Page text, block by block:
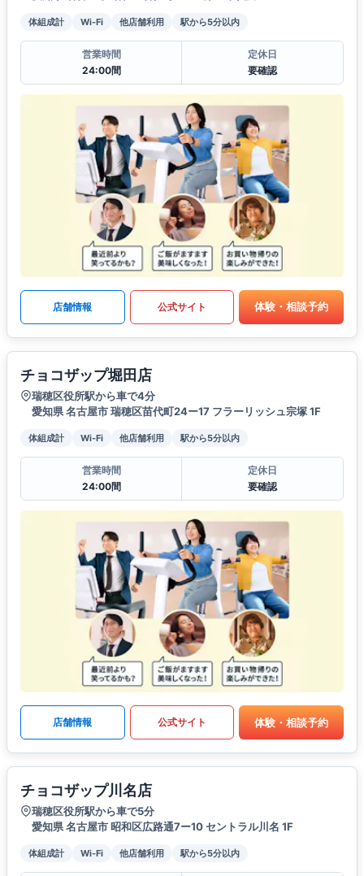
体組成計 Wi-Fi 他店舗利用 駅から5分以内
営業時間
24:00間
定休日
要確認
店舗情報 公式サイト 体験・相談予約
チョコザップ堀田店
瑞穂区役所駅から車で4分
愛知県 名古屋市 瑞穂区苗代町24ー17 フラーリッシュ宗塚 1F
体組成計 Wi-Fi 他店舗利用 駅から5分以内
営業時間
24:00間
定休日
要確認
店舗情報 公式サイト 体験・相談予約
チョコザップ川名店
瑞穂区役所駅から車で5分
愛知県 名古屋市 昭和区広路通7ー10 セントラル川名 1F
体組成計 Wi-Fi 他店舗利用 駅から5分以内